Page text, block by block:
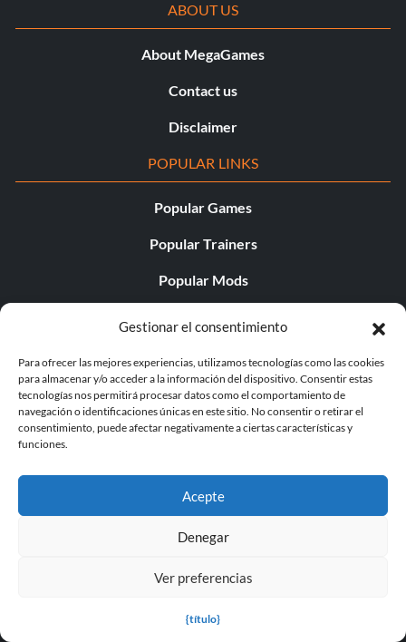
Gestionar el consentimiento
Para ofrecer las mejores experiencias, utilizamos tecnologías como las cookies
para almacenar y/o acceder a la información del dispositivo. Consentir estas
tecnologías nos permitirá procesar datos como el comportamiento de
navegación o identificaciones únicas en este sitio. No consentir o retirar el
consentimiento, puede afectar negativamente a ciertas características y
funciones.
Acepte
Denegar
Ver preferencias
{título}
ABOUT US
About MegaGames
Contact us
Disclaimer
POPULAR LINKS
Popular Games
Popular Trainers
Popular Mods
Popular Editorials
Popular Free Games
Does This Hire Mean Anything for Tit...
© 1998 - 2026 MegaGames.com All rights reserved